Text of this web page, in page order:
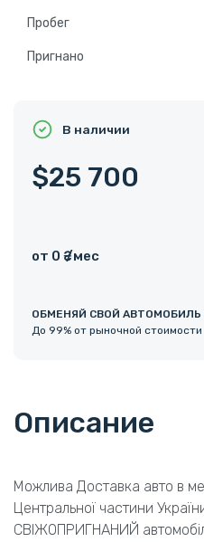
Пробег
Пригнано
В наличии
$25 700
от 0 ₴ /мес
ОБМЕНЯЙ СВОЙ
До 99% от рыночной стоимости
Описание
Можлива Доставка авто в
Центральної частини
СВІЖОПРИГНАНИЙ